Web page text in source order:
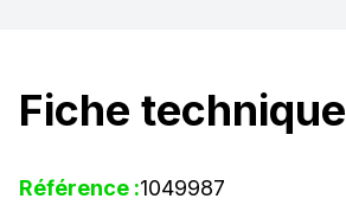
Fiche technique
Référence :1049987